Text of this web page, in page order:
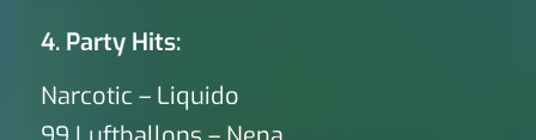
4. Party Hits:
Narcotic – Liquido